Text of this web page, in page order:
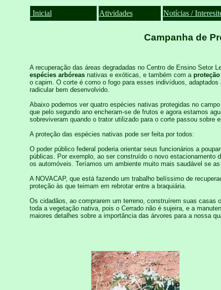
Inicial Atividades Notícias /
Campanha de
A recuperação das áreas degradadas no Centro de Ensino
espécies arbóreasnativas e exóticas, e também com a
o capim. O corte é como o fogo para esses indivíduos,
radicular bem desenvolvido.
Abaixo podemos ver quatro espécies nativas protegidas no
que pelo segundo ano encheram-se de frutos e agora estamos
sobreviveram quando o trator utilizado para o corte passou sobre
A proteção das espécies nativas pode ser feita por todos:
O poder público federal poderia orientar seus funcionários a
públicas. Por exemplo, ao ser construído o novo
os automóveis. Teríamos um ambiente muito mais saudável se
A NOVACAP, que está fazendo um trabalho belíssimo de
proteção às que teimam em rebrotar entre a braquiária.
Os cidadãos, ao comprarem um terreno, construírem suas casas
toda a vegetação nativa, pois o Cerrado não é sujeira, e a
maiores detalhes sobre a importância das árvores para a nossa